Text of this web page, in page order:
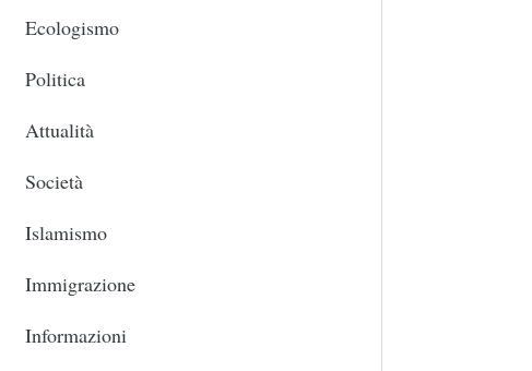
Ecologismo
Politica
Attualità
Società
Islamismo
Immigrazione
Informazioni